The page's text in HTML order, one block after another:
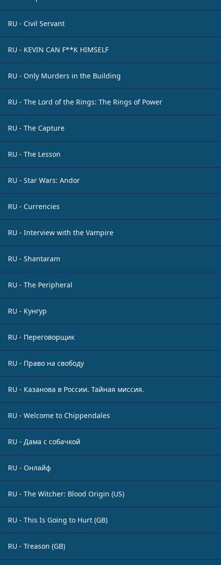
RU - Civil Servant
RU - KEVIN CAN F**K HIMSELF
RU - Only Murders in the Building
RU - The Lord of the Rings: The Rings of Power
RU - The Capture
RU - The Lesson
RU - Star Wars: Andor
RU - Currencies
RU - Interview with the Vampire
RU - Shantaram
RU - The Peripheral
RU - Кунгур
RU - Переговорщик
RU - Право на свободу
RU - Казанова в России. Тайная миссия.
RU - Welcome to Chippendales
RU - Дама с собачкой
RU - Онлайф
RU - The Witcher: Blood Origin (US)
RU - This Is Going to Hurt (GB)
RU - Treason (GB)